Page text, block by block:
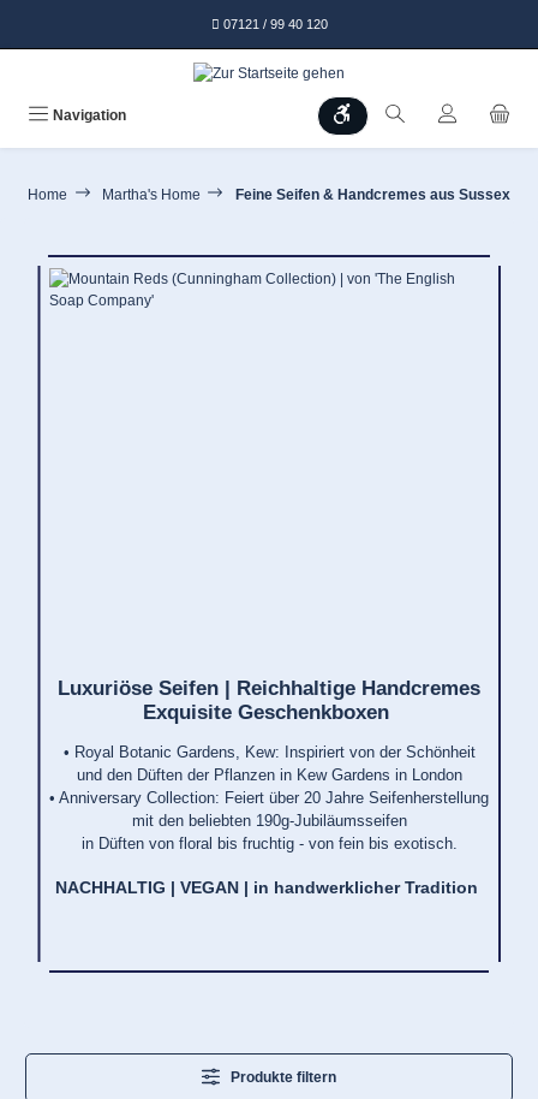
07121 / 99 40 120
Navigation Werkzeugleiste anzeigen
Home Martha's Home Feine Seifen & Handcremes aus Sussex
Luxuriöse Seifen | Reichhaltige Handcremes
Exquisite Geschenkboxen
• Royal Botanic Gardens, Kew: Inspiriert von der Schönheit
und den Düften der Pflanzen in Kew Gardens in London
• Anniversary Collection: Feiert über 20 Jahre Seifenherstellung
mit den beliebten 190g-Jubiläumsseifen
in Düften von floral bis fruchtig - von fein bis exotisch.
NACHHALTIG | VEGAN | in handwerklicher Tradition
Produkte filtern